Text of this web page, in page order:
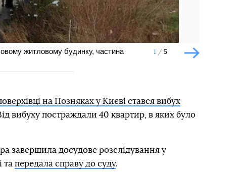
1 5
Наступний
житловому будинку, частина
на Позняках у Києві стався вибух
вибуху постраждали 40 квартир, в яких було
завершила досудове розслідування у
та передала справу до суду.